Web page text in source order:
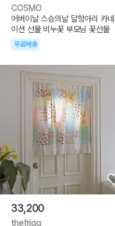
COSMO
어버이날 스승의날 달항아리 카네
이션 선물 비누꽃 부모님 꽃선물
무료배송
33,200
thefrigg